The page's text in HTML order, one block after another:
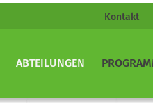
Kontakt
ABTEILUNGEN